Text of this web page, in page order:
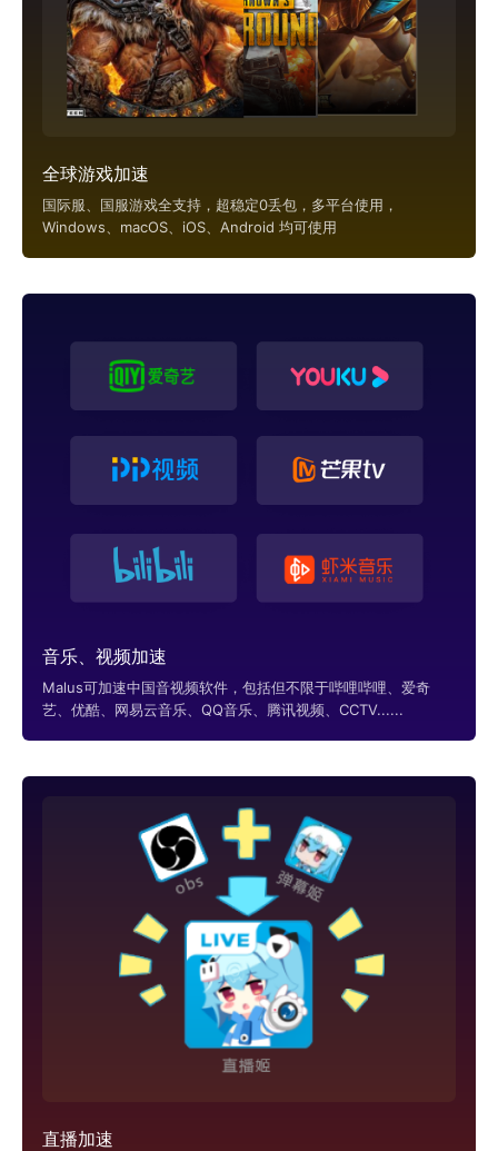
全球游戏加速
国际服、国服游戏全支持，超稳定0丢包，多平台使用，
Windows、macOS、iOS、Android 均可使用
音乐、视频加速
Malus可加速中国音视频软件，包括但不限于哔哩哔哩、爱奇
艺、优酷、网易云音乐、QQ音乐、腾讯视频、CCTV......
直播加速